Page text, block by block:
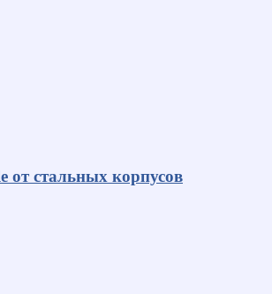
от стальных корпусов